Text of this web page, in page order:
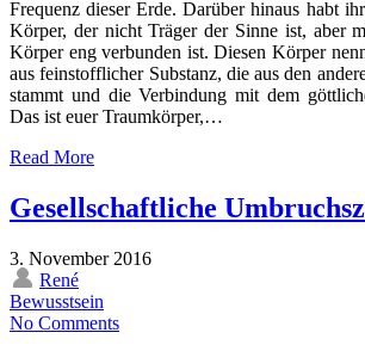
Frequenz dieser Erde. Darüber hinaus habt
Körper, der nicht Träger der Sinne ist, aber
Körper eng verbunden ist. Diesen Körper
aus feinstofflicher Substanz, die aus den
stammt und die Verbindung mit dem
Das ist euer Traumkörper,…
Read More
Gesellschaftliche
3. November 2016
René
Bewusstsein
No Comments